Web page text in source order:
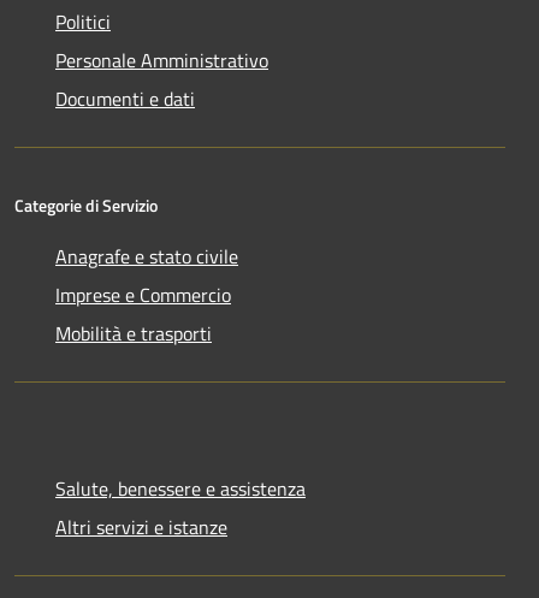
Politici
Personale Amministrativo
Documenti e dati
Categorie di Servizio
Anagrafe e stato civile
Imprese e Commercio
Mobilità e trasporti
Salute, benessere e assistenza
Altri servizi e istanze